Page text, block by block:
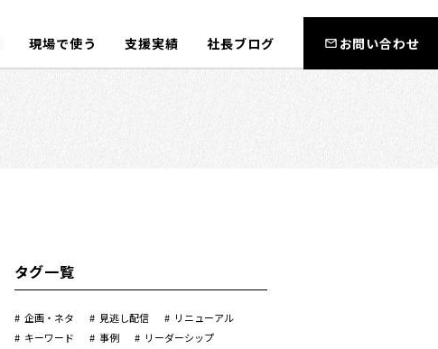
現場で使う 支援実績 社長ブログ お問い合わせ
タグ一覧
企画・ネタ 見逃し配信
リニューアル
キーワード
事例
リーダーシップ